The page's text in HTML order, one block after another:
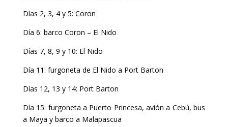
Días 2, 3, 4 y 5: Coron
Día 6: barco Coron – El Nido
Días 7, 8, 9 y 10: El Nido
Día 11: furgoneta de El Nido a Port Barton
Días 12, 13 y 14: Port Barton
Día 15: furgoneta a Puerto Princesa, avión a Cebú, bus
a Maya y barco a Malapascua